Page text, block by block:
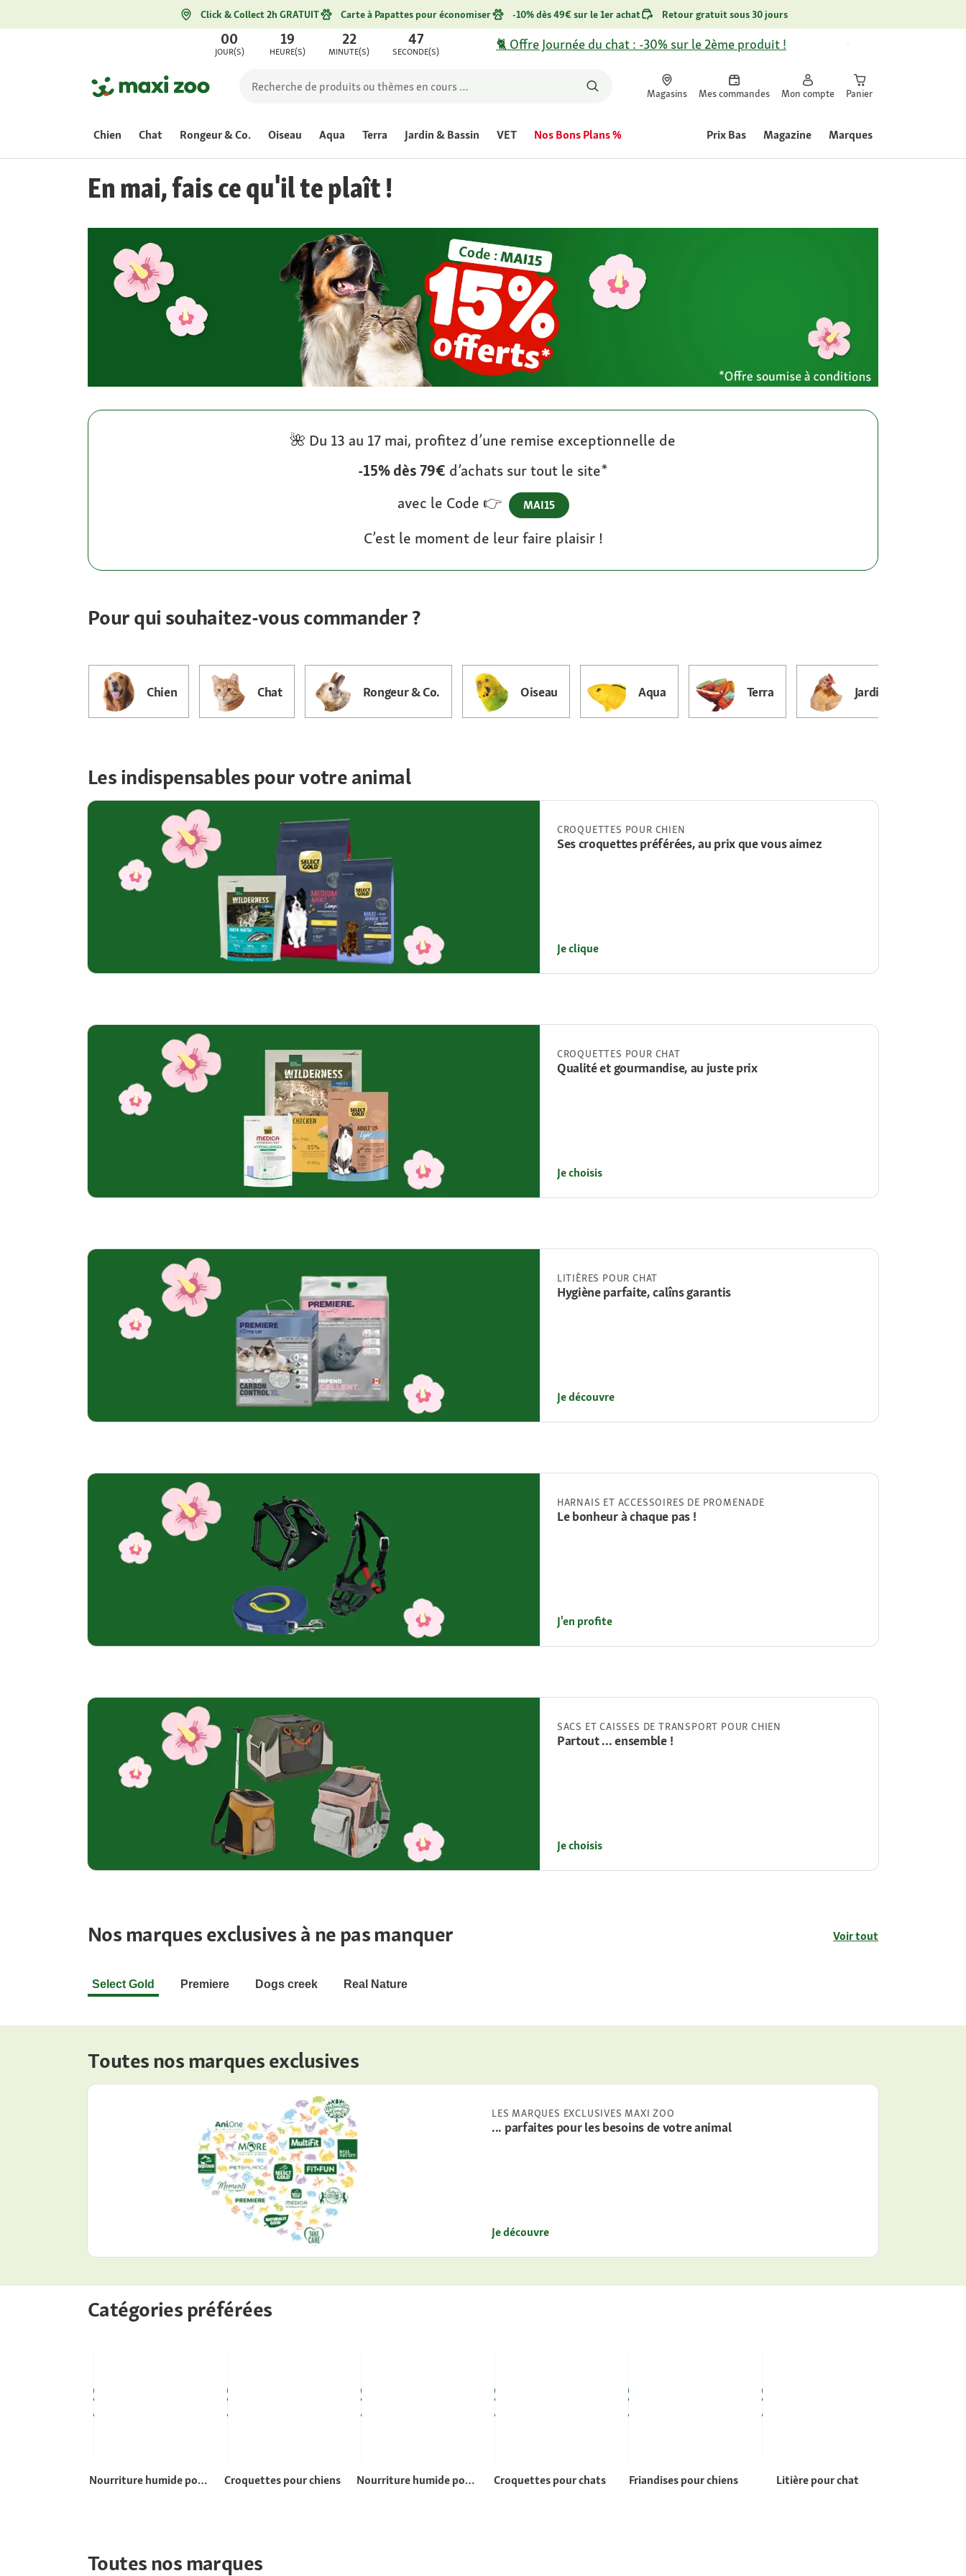
Click & Collect 2h GRATUIT Carte à Papattes pour économiser -10% dès 49€ sur le 1er achat Retour gratuit sous 30 jours
00
JOUR(S)
19
HEURE(S)
22
MINUTE(S)
47
SECONDE(S) 🐈 Offre Journée du chat : -30% sur le 2ème produit !
Magasins Mes commandes Mon compte Panier
Chien Chat Rongeur & Co. Oiseau Aqua Terra Jardin & Bassin VET Nos Bons Plans % Prix Bas Magazine Marques
En mai, fais ce qu'il te plaît !
🌺 Du 13 au 17 mai, profitez d’une remise exceptionnelle de
-15% dès 79€ d’achats sur tout le site*
avec le Code 👉
MAI15
C’est le moment de leur faire plaisir !
Pour qui souhaitez-vous commander ?
Chien Chat Rongeur & Co. Oiseau Aqua Terra Jardin & Bassin
Les indispensables pour votre animal
CROQUETTES POUR CHIEN
Ses croquettes préférées, au prix que vous aimez
Je clique
CROQUETTES POUR CHAT
Qualité et gourmandise, au juste prix
Je choisis
LITIÈRES POUR CHAT
Hygiène parfaite, calîns garantis
Je découvre
HARNAIS ET ACCESSOIRES DE PROMENADE
Le bonheur à chaque pas !
J'en profite
SACS ET CAISSES DE TRANSPORT POUR CHIEN
Partout ... ensemble !
Je choisis
Nos marques exclusives à ne pas manquer
Select Gold Premiere Dogs creek Real Nature
Voir tout
Toutes nos marques exclusives
LES MARQUES EXCLUSIVES MAXI ZOO
... parfaites pour les besoins de votre animal
Je découvre
Catégories préférées
Nourriture humide pour
Croquettes pour chiens
Nourriture humide pour
Croquettes pour chats Friandises pour chiens Litière pour chat
Toutes nos marques